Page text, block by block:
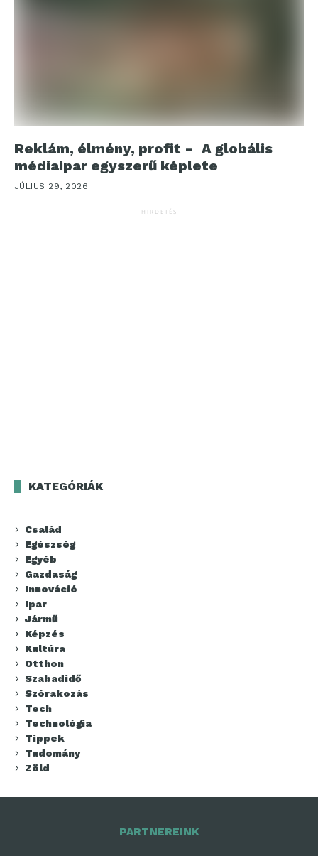
Reklám, élmény, profit - A globális
médiaipar egyszerű képlete
JÚLIUS 29, 2026
HIRDETÉS
KATEGÓRIÁK
Család
Egészség
Egyéb
Gazdaság
Innováció
Ipar
Jármű
Képzés
Kultúra
Otthon
Szabadidő
Szórakozás
Tech
Technológia
Tippek
Tudomány
Zöld
PARTNEREINK